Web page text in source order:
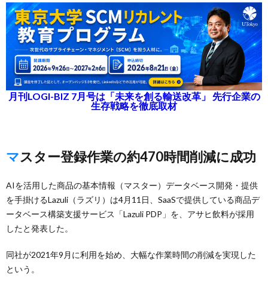
月刊LOGI-BIZ 7月号は「未来を創る輸送改革」 先行企業の
生存戦略を徹底取材
マスター登録作業の約470時間削減に成功
AIを活用した商品の基本情報（マスター）データベース開発・提供
を手掛けるLazuli（ラズリ）は4月11日、SaaSで提供している商品デ
ータベース構築支援サービス「Lazuli PDP」を、アサヒ飲料が採用
したと発表した。
同社が2021年9月に利用を始め、大幅な作業時間の削減を実現した
という。